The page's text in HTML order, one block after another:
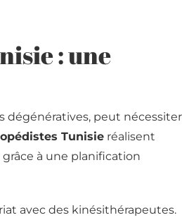
: une
dégénératives, peut nécessiter
Tunisie réalisent
à une planification
avec des kinésithérapeutes.